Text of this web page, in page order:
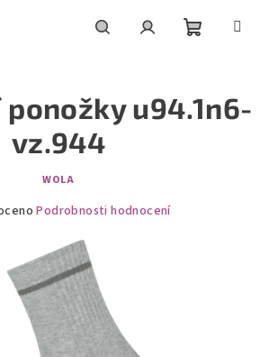
košík
u94.1n6-
vz.944
WOLA
Podrobnosti hodnocení